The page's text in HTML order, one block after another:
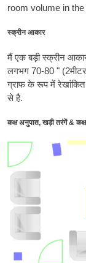
room volume in the
स्क्रीन आकार
मैं एक बड़ी स्क्रीन
लगभग 70-80 "
ग्राफ के रूप में रेखांकित
से है.
कक्ष अनुपात, खड़ी तरंगें &